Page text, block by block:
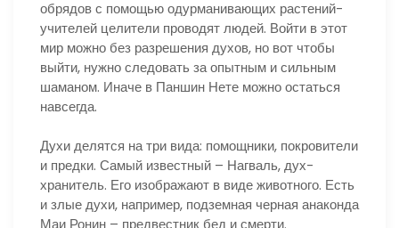
обрядов с помощью одурманивающих растений-
учителей целители проводят людей. Войти в этот
мир можно без разрешения духов, но вот чтобы
выйти, нужно следовать за опытным и сильным
шаманом. Иначе в Паншин Нете можно остаться
навсегда.
Духи делятся на три вида: помощники, покровители
и предки. Самый известный – Нагваль, дух-
хранитель. Его изображают в виде животного. Есть
и злые духи, например, подземная черная анаконда
Маи Ронин – предвестник бед и смерти.